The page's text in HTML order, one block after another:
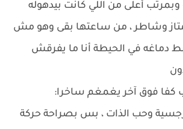
أعلى من اللي كانت بيدهوله
وشاطر ، من ساعتها بقى وهو مش
دماغه في الحيطة أنا ما يفرقش
فوق آخر يغمغم ساخرا:
وحب الذات ، بس بصراحة حركة